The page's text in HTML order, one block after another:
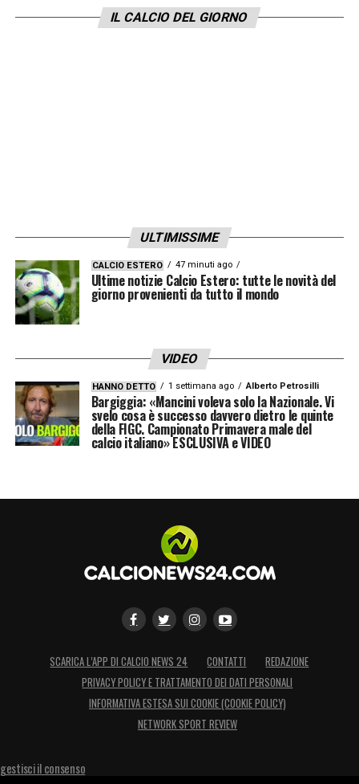
IL CALCIO DEL GIORNO
ULTIMISSIME
CALCIO ESTERO 47 minuti ago
Ultime notizie Calcio Estero: tutte le novità del
giorno provenienti da tutto il mondo
VIDEO
HANNO DETTO 1 settimana ago Alberto Petrosilli
Bargiggia: «Mancini voleva solo la Nazionale. Vi
svelo cosa è successo davvero dietro le quinte
della FIGC. Campionato Primavera male del
calcio italiano» ESCLUSIVA e VIDEO
SCARICA L’APP DI CALCIO NEWS 24 CONTATTI
REDAZIONE
PRIVACY POLICY E TRATTAMENTO DEI DATI PERSONALI
INFORMATIVA ESTESA SUI COOKIE (COOKIE POLICY)
NETWORK SPORT REVIEW
gestisci il consenso